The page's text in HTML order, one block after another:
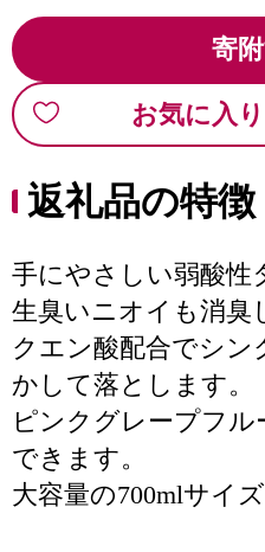
寄
お気に入
返礼品の特徴
手にやさしい弱酸性
生臭いニオイも消臭
クエン酸配合でシ
かして落とします。
ピンクグレープフル
できます。
大容量の700mlサイズ